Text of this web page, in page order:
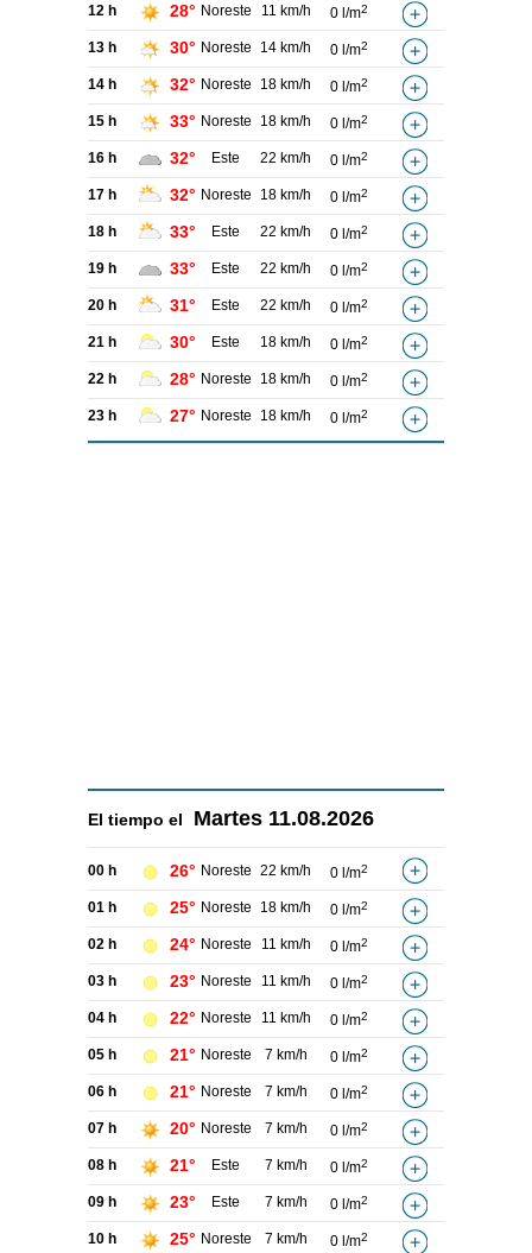
12 h 28° Noreste 11 km/h 0 l/m2
13 h 30° Noreste 14 km/h 0 l/m2
14 h 32° Noreste 18 km/h 0 l/m2
15 h 33° Noreste 18 km/h 0 l/m2
16 h 32° Este 22 km/h 0 l/m2
17 h 32° Noreste 18 km/h 0 l/m2
18 h 33° Este 22 km/h 0 l/m2
19 h 33° Este 22 km/h 0 l/m2
20 h 31° Este 22 km/h 0 l/m2
21 h 30° Este 18 km/h 0 l/m2
22 h 28° Noreste 18 km/h 0 l/m2
23 h 27° Noreste 18 km/h 0 l/m2
El tiempo el Martes 11.08.2026
00 h 26° Noreste 22 km/h 0 l/m2
01 h 25° Noreste 18 km/h 0 l/m2
02 h 24° Noreste 11 km/h 0 l/m2
03 h 23° Noreste 11 km/h 0 l/m2
04 h 22° Noreste 11 km/h 0 l/m2
05 h 21° Noreste 7 km/h 0 l/m2
06 h 21° Noreste 7 km/h 0 l/m2
07 h 20° Noreste 7 km/h 0 l/m2
08 h 21° Este 7 km/h 0 l/m2
09 h 23° Este 7 km/h 0 l/m2
10 h 25° Noreste 7 km/h 0 l/m2